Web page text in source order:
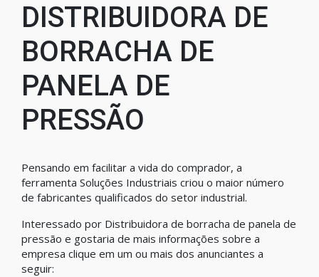
DISTRIBUIDORA DE
BORRACHA DE
PANELA DE
PRESSÃO
Pensando em facilitar a vida do comprador, a
ferramenta Soluções Industriais criou o maior número
de fabricantes qualificados do setor industrial.
Interessado por Distribuidora de borracha de panela de
pressão e gostaria de mais informações sobre a
empresa clique em um ou mais dos anunciantes a
seguir: